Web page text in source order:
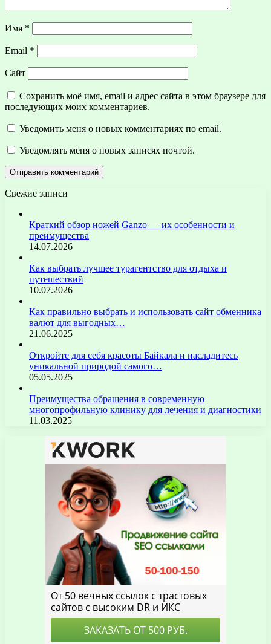
Имя *
Email *
Сайт
Сохранить моё имя, email и адрес сайта в этом браузере для
последующих моих комментариев.
Уведомить меня о новых комментариях по email.
Уведомлять меня о новых записях почтой.
Свежие записи
Краткий обзор ножей Ganzo — их особенности и
преимущества
14.07.2026
Как выбрать лучшее турагентство для отдыха и
путешествий
10.07.2026
Как правильно выбрать и использовать сайт обменника
валют для выгодных…
21.06.2025
Откройте для себя красоты Байкала и насладитесь
уникальной природой самого…
05.05.2025
Преимущества обращения в современную
многопрофильную клинику для лечения и диагностики
11.03.2025